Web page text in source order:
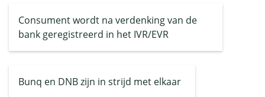
Consument wordt na verdenking van de
bank geregistreerd in het IVR/EVR
Bunq en DNB zijn in strijd met elkaar